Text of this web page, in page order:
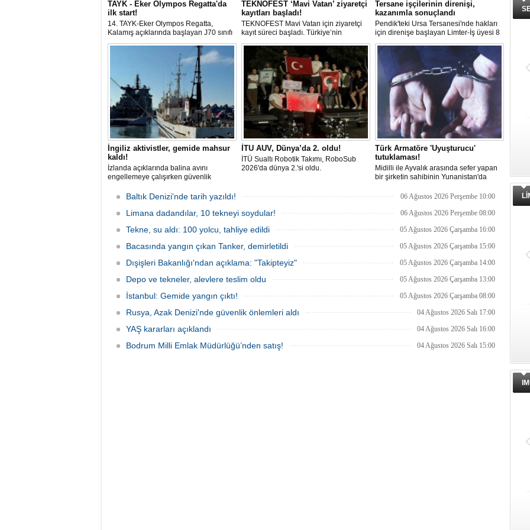
TAYK - Eker Olympos Regatta'da
ilk start!
14. TAYK-Eker Olympos Regatta,
Kalamış açıklarında başlayan J70 sınıfı
yarışlarıyla ilk startını verdi. İstanbul'u 10
gün boyunca yelken coşkusuyla
buluşturacak organizasyonun ilk
gününde 9 tekne rüzgârla buluştu.
TEKNOFEST ‘Mavi Vatan’ ziyaretçi
kayıtları başladı!
TEKNOFEST Mavi Vatan için ziyaretçi
kayıt süreci başladı. Türkiye’nin
denizcilik ve savunma teknolojilerine
odaklanan etkinliği, 20-23 Ağustos
tarihleri arasında Gölcük Tersanesi
Komutanlığı’nda gerçekleştirilecek.
Tersane işçilerinin direnişi,
kazanımla sonuçlandı
Pendik'teki Ursa Tersanesi'nde hakları
için direnişe başlayan Limter-İş üyesi 8
işçinin mücadelesi sonuç verdi. İşveren,
arabulucu görüşmesinde tüm
alacakların ödenmesini kabul etti.
Sendika, sözlerin tutulmaması halinde
direnişin süreceğini açıkladı
İngiliz aktivistler, gemide mahsur
kaldı!
İzlanda açıklarında balina avını
engellemeye çalışırken güvenlik
protesto gemisindeki 21 çevre aktivisti,
günlerdir gemiden çıkmalarına izin
verilmediğini ve temel haklarının ihlal
Britanyalı aktivist de bulunuyor.
İTU AUV, Dünya’da 2. oldu!
İTÜ Sualtı Robotik Takımı, RoboSub
2026'da dünya 2.'si oldu.
Türk Armatöre 'Uyuşturucu'
tutuklaması!
Midilli ile Ayvalık arasında sefer yapan
bir şirketin sahibinin Yunanistan'da
Baltık Denizi'nde tarih yazıldı! 06 Ağustos 2026 Perşembe 10:00
Limana dadandılar, 10 tekneyi soydular! 06 Ağustos 2026 Perşembe 08:00
Tekne, su aldı: 100 yolcu, tahliye edildi 05 Ağustos 2026 Çarşamba 16:00
Bacasında yangın çıkan Tanker, demirletildi 05 Ağustos 2026 Çarşamba 15:00
Dışişleri Bakanlığı'ndan açıklama: "Takipteyiz" 05 Ağustos 2026 Çarşamba 14:00
Depo ve tekneler, alevlere teslim oldu 05 Ağustos 2026 Çarşamba 13:00
İstanbul: Gemide yangın çıktı! 05 Ağustos 2026 Çarşamba 08:00
Rusya, Azak Denizi'nde güvenlik önlemleri aldı 04 Ağustos 2026 Salı 17:00
YAŞ kararları açıklandı 04 Ağustos 2026 Salı 16:00
Bodrum Milli Emlak Müdürlüğü’nden satış! 04 Ağustos 2026 Salı 15:00